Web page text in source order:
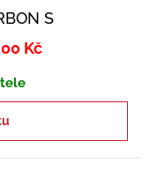
S
Kč